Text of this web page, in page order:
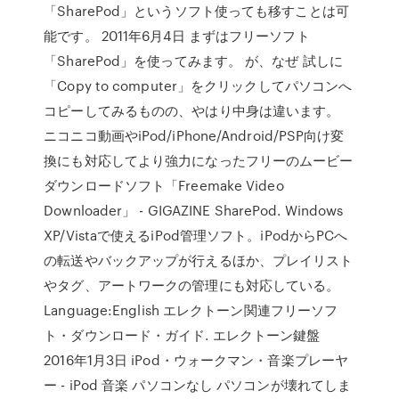
「SharePod」というソフト使っても移すことは可
能です。 2011年6月4日 まずはフリーソフト
「SharePod」を使ってみます。 が、なぜ 試しに
「Copy to computer」をクリックしてパソコンへ
コピーしてみるものの、やはり中身は違います。
ニコニコ動画やiPod/iPhone/Android/PSP向け変
換にも対応してより強力になったフリーのムービー
ダウンロードソフト「Freemake Video
Downloader」 - GIGAZINE SharePod. Windows
XP/Vistaで使えるiPod管理ソフト。iPodからPCへ
の転送やバックアップが行えるほか、プレイリスト
やタグ、アートワークの管理にも対応している。
Language:English エレクトーン関連フリーソフ
ト・ダウンロード・ガイド. エレクトーン鍵盤
2016年1月3日 iPod・ウォークマン・音楽プレーヤ
ー - iPod 音楽 パソコンなし パソコンが壊れてしま